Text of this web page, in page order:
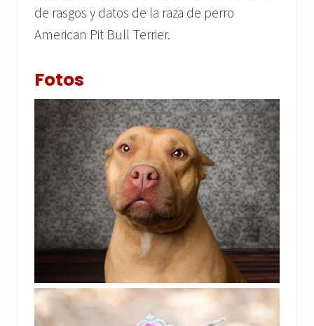
de rasgos y datos de la raza de perro
American Pit Bull Terrier.
Fotos